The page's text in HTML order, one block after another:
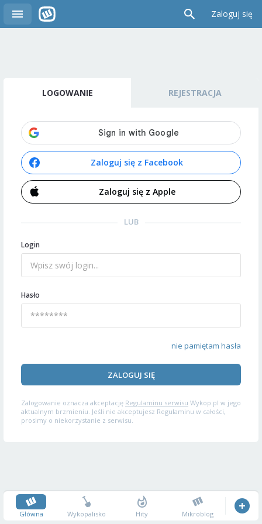
Zaloguj się
LOGOWANIE REJESTRACJA
Zaloguj się z Facebook
Zaloguj się z Apple
LUB
Login
Hasło
nie pamiętam hasła
ZALOGUJ SIĘ
Zalogowanie oznacza akceptację Regulaminu serwisu Wykop.pl w jego
aktualnym brzmieniu. Jeśli nie akceptujesz Regulaminu w całości,
prosimy o niekorzystanie z serwisu.
Główna Wykopalisko Hity Mikroblog